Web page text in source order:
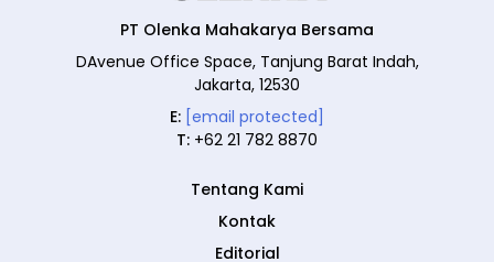
PT Olenka Mahakarya Bersama
DAvenue Office Space, Tanjung Barat Indah,
Jakarta, 12530
E: [email protected]
T: +62 21 782 8870
Tentang Kami
Kontak
Editorial